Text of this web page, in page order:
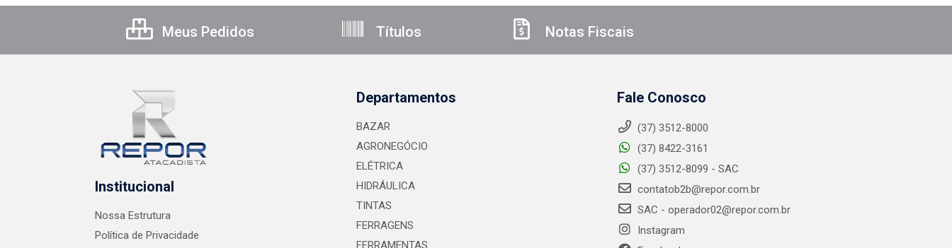
Meus Pedidos Títulos Notas Fiscais
Institucional
Nossa Estrutura
Política de Privacidade
Departamentos
BAZAR
AGRONEGÓCIO
ELÉTRICA
HIDRÁULICA
TINTAS
FERRAGENS
Fale Conosco
(37) 3512-8000
(37) 8422-3161
(37) 3512-8099 - SAC
contatob2b@repor.com.br
SAC - operador02@repor.com.br
Instagram